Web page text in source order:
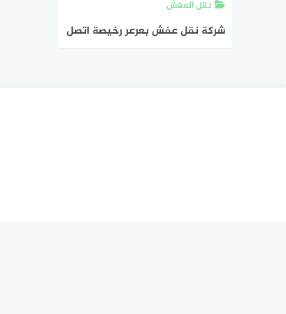
نقل العفش
شركة نقل عفش بعرعر رخيصة اتصل